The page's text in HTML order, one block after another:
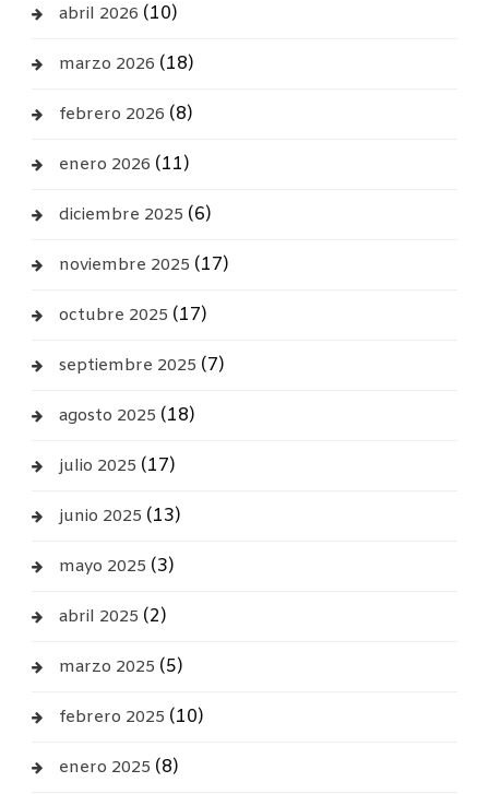
abril 2026 (10)
marzo 2026 (18)
febrero 2026 (8)
enero 2026 (11)
diciembre 2025 (6)
noviembre 2025 (17)
octubre 2025 (17)
septiembre 2025 (7)
agosto 2025 (18)
julio 2025 (17)
junio 2025 (13)
mayo 2025 (3)
abril 2025 (2)
marzo 2025 (5)
febrero 2025 (10)
enero 2025 (8)